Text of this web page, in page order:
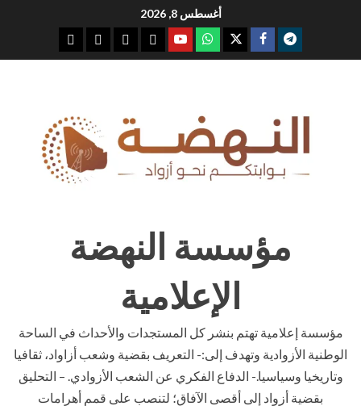
أغسطس 8, 2026
telegram
facebook
x
whatsap
youtube
مؤسسة النهضة
الإعلامية
مؤسسة إعلامية تهتم بنشر كل المستجدات والأحداث في الساحة
الوطنية الأزوادية وتهدف إلى:- التعريف بقضية وشعب أزاواد، ثقافيا
وتاريخيا وسياسيا.- الدفاع الفكري عن الشعب الأزوادي. – التحليق
بقضية أزواد إلى أقصى الآفاق؛ لتنصب على قمم أهرامات